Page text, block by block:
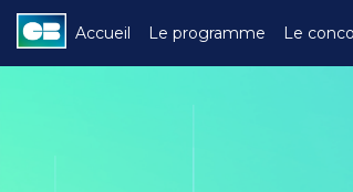
Accueil Le programme Le